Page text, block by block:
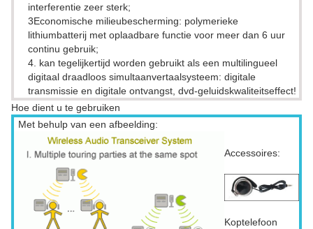
interferentie zeer sterk;
3Economische milieubescherming: polymerieke
lithiumbatterij met oplaadbare functie voor meer dan 6 uur
continu gebruik;
4. kan tegelijkertijd worden gebruikt als een multilingueel
digitaal draadloos simultaanvertaalsysteem: digitale
transmissie en digitale ontvangst, dvd-geluidskwaliteitseffect!
Hoe dient u te gebruiken
Met behulp van een afbeelding:
Accessoires:
Koptelefoon